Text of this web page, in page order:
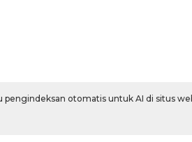
otomatis untuk AI di situs